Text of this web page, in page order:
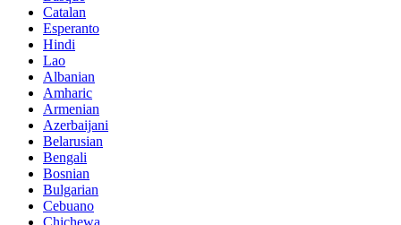
Catalan
Esperanto
Hindi
Lao
Albanian
Amharic
Armenian
Azerbaijani
Belarusian
Bengali
Bosnian
Bulgarian
Cebuano